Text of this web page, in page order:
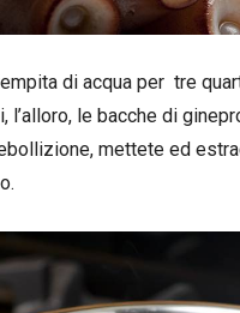
di acqua per tre
l’alloro, le bacche di
mettete ed